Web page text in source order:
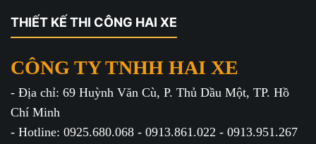
THIẾT KẾ THI CÔNG HAI XE
CÔNG TY TNHH HAI XE
- Địa chỉ: 69 Huỳnh Văn Cù, P. Thủ Dầu Một, TP. Hồ
Chí Minh
- Hotline: 0925.680.068 - 0913.861.022 - 0913.951.267